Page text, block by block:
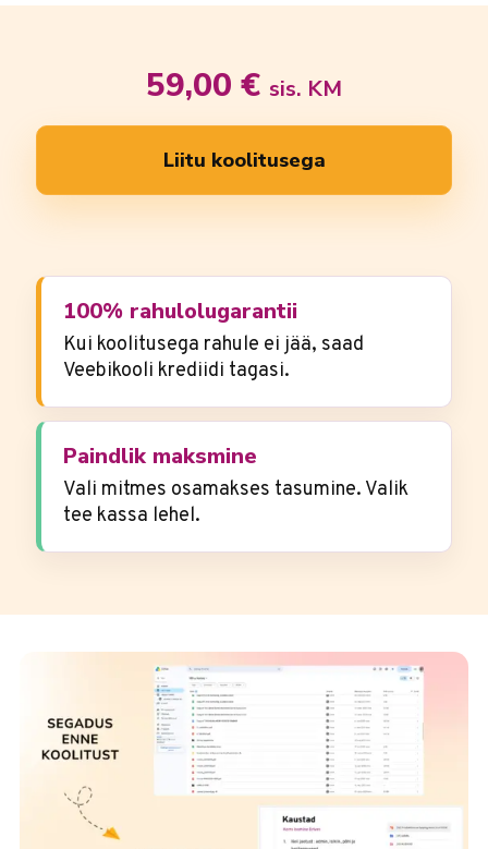
59,00 € sis. KM
Liitu koolitusega
100% rahulolugarantii
Kui koolitusega rahule ei jää, saad
Veebikooli krediidi tagasi.
Paindlik maksmine
Vali mitmes osamakses tasumine. Valik
tee kassa lehel.